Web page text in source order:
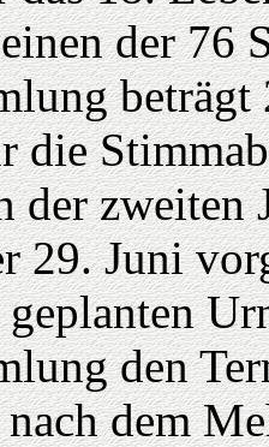
der 76
beträgt
die
der zweiten
29. Juni
den
dem